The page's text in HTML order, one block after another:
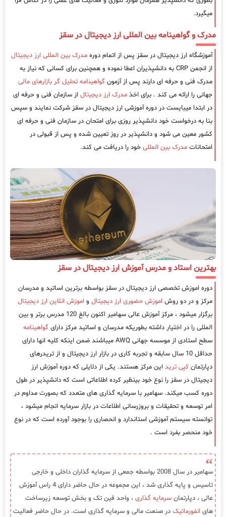
میگیرد.
مدرک و گواهینامه بین المللی ارز دیجیتال در سقز
آموزشگاه ارز دیجیتال در سقز پس از اتمام دوره مدرک بین المللی ارز دیجیتال
از انجمن CRP به دانشپذیران اعطا نموده و همچنین برای کسانی که نیاز به
مدرک فنی و حرفه ای دارند پس از آزمون گواهینامه تحلیل گر بازارهای مالی
جهانی را ارائه می کند . برای اخذ مدرک ارز دیجیتال از سازمان فنی و حرفه ای
در ابتدا میبایست در دوره آموزشی ارز دیجیتال در سقز شرکت نمایند و سپس
بنا به درخواست خود دانشپذیر روزی برای امتحان در سازمان فنی و حرفه ای
کشور معین می شود و دانشپذیر در روز تعیین شده و پس از قبولی در
امتحانات مدرک بین المللی خود را دریافت می کند.
بهترین استاد و مدرس آموزش ارز دیجیتال در سقز
دوره اموزش تخصصی ارز دیجیتال در سقز بواسطه برترین اساتید و مدرسان
مرکز و در دو روش اموزش حضوری ارز دیجیتال و اموزش انلاین ارز دیجیتال
برگزار میشود ، مرکز آموزش عالی سهامیر اکنون بالغ 120 مدرس برتر و بین
المللی را در اختیار داشته بطوریکه مدرسان و اساتید مرکز دارای گواهینامه
سطح استادی از موسسه جهانی AWQ میباشند ضمن اینکه کلیه انها دارای
حداقل 10 سال سابقه و تجربه کاری در بازار ارز دیجیتال و از تریدرهای
دپارتمان کپی ترید این مرکز هستند. یکی از دلایلی که دوره آموزش ارز
دیجیتال در سقز را نوع خود بینظیر کرده اطلاعاتی است که دانشپذیر در طول
دوره کسب میکند. سهامیر با سرمایه گذاری های متعدد که بصورت مداوم در
امر توسعه و تحقیقات و بروزرسانی اطلاعات در بازار سرمایه انجام میشود ،
توانسته سیستم آموزشی استاندارد و انحصاری را بوجود آورده است که در نوع
خود منحصر بفرد است .
سهامیر در سال 2008 بواسطه جمعی از سرمایه گذاران داخلی و خارجی
تاسیس و پایه گذاری شد ، این مجموعه در حال حاضر دارای 4 راس آموزش
عالی ، دپارتمان سرمایه گذاری ، واحد فین تک و بخش توسعه زیرساخت
های انفورماتیک در صنعت مالی و سرمایه گذاری است. در حال حاضر فعالیت